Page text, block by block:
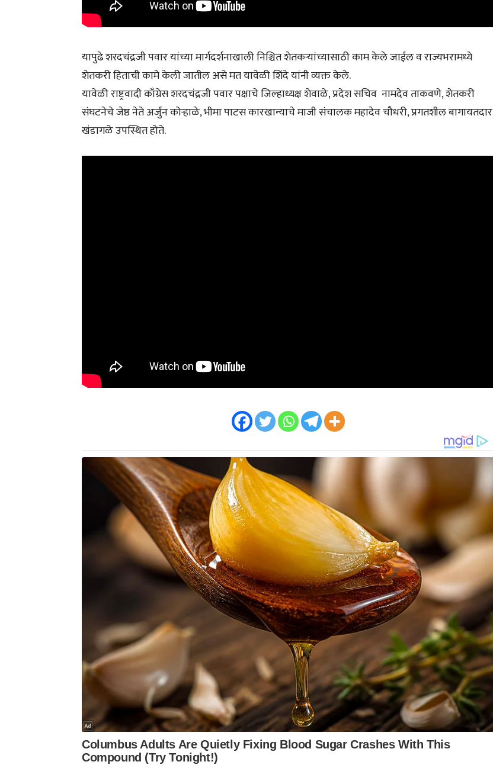
यापुढे शरदचंद्रजी पवार यांच्या मार्गदर्शनाखाली निश्चित शेतकऱ्यांच्यासाठी काम केले जाईल व राज्यभरामध्ये
शेतकरी हिताची कामे केली जातील असे मत यावेळी शिंदे यांनी व्यक्त केले.
यावेळी राष्ट्रवादी काँग्रेस शरदचंद्रजी पवार पक्षाचे जिल्हाध्यक्ष शेवाळे, प्रदेश सचिव नामदेव ताकवणे, शेतकरी
संघटनेचे जेष्ठ नेते अर्जुन कोऱ्हाळे, भीमा पाटस कारखान्याचे माजी संचालक महादेव चौधरी, प्रगतशील बागायतदार
खंडागळे उपस्थित होते.